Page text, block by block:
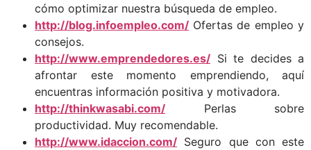
cómo optimizar nuestra búsqueda de empleo.
http://blog.infoempleo.com/ Ofertas de empleo y
consejos.
http://www.emprendedores.es/ Si te decides a
afrontar este momento emprendiendo, aquí
encuentras información positiva y motivadora.
http://thinkwasabi.com/ Perlas sobre
productividad. Muy recomendable.
http://www.idaccion.com/ Seguro que con este